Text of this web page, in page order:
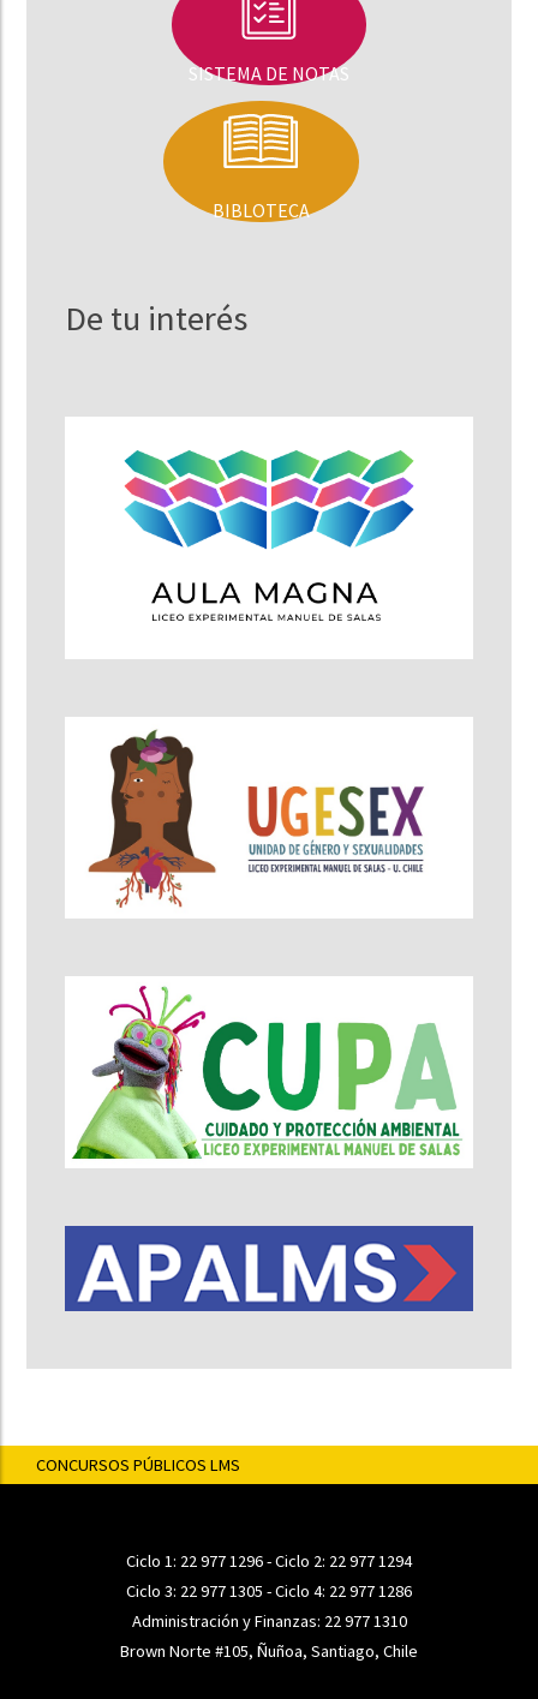
SISTEMA DE NOTAS
BIBLOTECA
De tu interés
CONCURSOS PÚBLICOS LMS
Ciclo 1: 22 977 1296- Ciclo 2: 22 977 1294
Ciclo 3: 22 977 1305 - Ciclo 4: 22 977 1286
Administración y Finanzas: 22 977 1310
Brown Norte #105, Ñuñoa, Santiago, Chile